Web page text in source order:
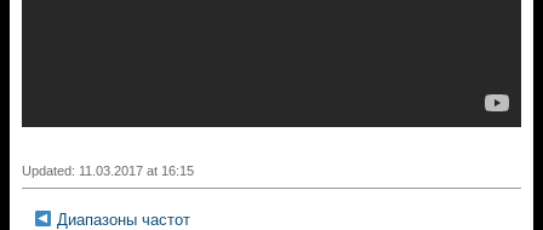
Updated: 11.03.2017 at 16:15
Диапазоны частот